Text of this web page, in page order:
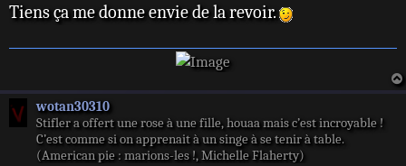
Tiens ça me donne envie de la revoir.
wotan30310
Stifler a offert une rose à une fille, houaa mais c’est incroyable !
C’est comme si on apprenait à un singe à se tenir à table.
(American pie : marions-les !, Michelle Flaherty)